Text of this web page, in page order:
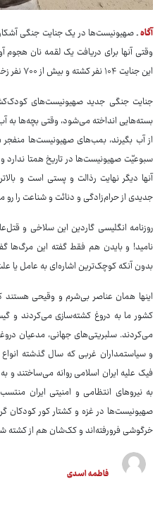
آگاهـ صهیونیست‌ها در یک جنایت جنگی
وقتی آنها برای دریافت یک لقمه نان هجوم
این جنایت ۱۰۴ نفر کشته و بیش از ۷۰۰ نفر زخمی شدند.
جنایت جنگی جدید صهیونیست‌های
بسته‌هایی انداخته می‌شود، وقتی بچه‌ها به
از آب بگیرند، بمب‌های صهیونیست‌ها
سبوعیّت صهیونیست‌ها در تاریخ همتا
آنها دیگر نهایت رذالت و پستی است و
جدیدی از حرام‌زادگی و دنائت و شناعت را رو
روزنامه انگلیسی گاردین این سلاخی و
نامید! و بایدن هم فقط گفته این مرگ‌ها
بدون آنکه کوچک‌ترین اشاره‌ای به عامل یا
اینها همان عناصر بی‌شرم و وقیحی
کشور ما به دروغ کشته‌سازی می‌کردند و
می‌کردند. سلبریتی‌های جهانی، مدعیان
و سیاستمداران غربی که سال گذشته
فیک علیه ایران اسلامی روانه می‌ساختند و
به نیروهای انتظامی و امنیتی ایران
صهیونیست‌ها در غزه و کشتار کور کودکان
خرگوشی فرورفته‌اند و کک‌شان هم از کشته
فاطمه اسدی